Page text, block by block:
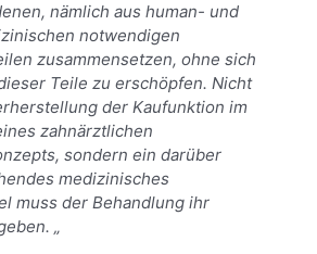
nämlich aus human- und
notwendigen
zusammensetzen, ohne sich
Teile zu erschöpfen. Nicht
der Kaufunktion im
zahnärztlichen
sondern ein darüber
medizinisches
muss der Behandlung ihr
„